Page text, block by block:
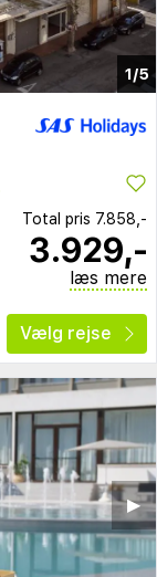
1/5
Total pris 7.858,-
3.929,-
læs mere
Vælg rejse
▶︎